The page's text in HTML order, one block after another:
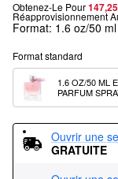
Obtenez-Le Pour
Réapprovisionnement
Format: 1.6 oz/50
Format standard
1.6 OZ/50 ML
PARFUM
Ouvrir une
GRATUITE